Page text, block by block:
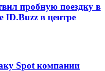
пробную поездку в
ID.Buzz в центре
Spot компании